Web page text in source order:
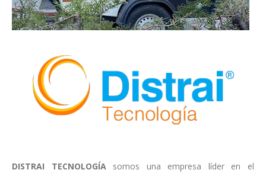
DISTRAI TECNOLOGÍA somos una empresa líder en el